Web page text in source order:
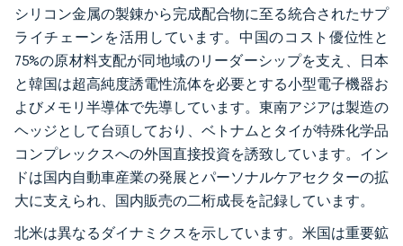
シリコン金属の製錬から完成配合物に至る統合されたサプ
ライチェーンを活用しています。中国のコスト優位性と
75%の原材料支配が同地域のリーダーシップを支え、日本
と韓国は超高純度誘電性流体を必要とする小型電子機器お
よびメモリ半導体で先導しています。東南アジアは製造の
ヘッジとして台頭しており、ベトナムとタイが特殊化学品
コンプレックスへの外国直接投資を誘致しています。イン
ドは国内自動車産業の発展とパーソナルケアセクターの拡
大に支えられ、国内販売の二桁成長を記録しています。
北米は異なるダイナミクスを示しています。米国は重要鉱